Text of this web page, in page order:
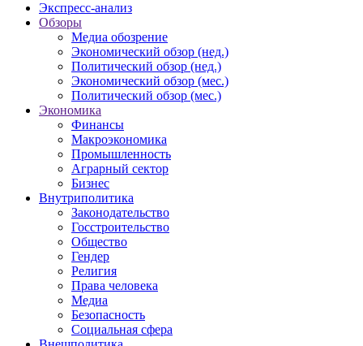
Экспресс-анализ
Обзоры
Медиа обозрение
Экономический обзор (нед.)
Политический обзор (нед.)
Экономический обзор (мес.)
Политический обзор (мес.)
Экономика
Финансы
Макроэкономика
Промышленность
Аграрный сектор
Бизнес
Внутриполитика
Законодательство
Госстроительство
Общество
Гендер
Религия
Права человека
Медиа
Безопасность
Социальная сфера